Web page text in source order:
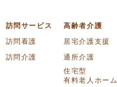
訪問サービス
訪問看護
訪問介護
高齢者介護
居宅介護支援
通所介護
住宅型
有料老人ホーム